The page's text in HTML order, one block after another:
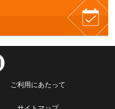
ご利用にあたって